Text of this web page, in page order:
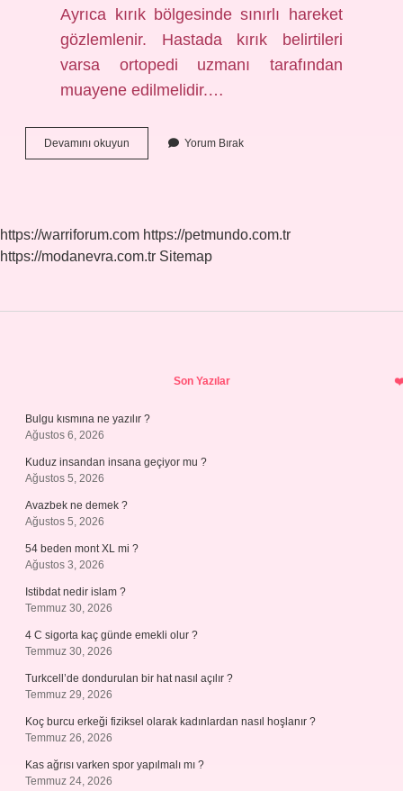
Ayrıca kırık bölgesinde sınırlı hareket
gözlemlenir. Hastada kırık belirtileri
varsa ortopedi uzmanı tarafından
muayene edilmelidir.…
Devamını okuyun
Bileğinin
Yorum Bırak
https://warriforum.com https://petmundo.com.tr
https://modanevra.com.tr Sitemap
Son Yazılar
Bulgu kısmına ne yazılır ?
Ağustos 6, 2026
Kuduz insandan insana geçiyor mu ?
Ağustos 5, 2026
Avazbek ne demek ?
Ağustos 5, 2026
54 beden mont XL mi ?
Ağustos 3, 2026
Istibdat nedir islam ?
Temmuz 30, 2026
4 C sigorta kaç günde emekli olur ?
Temmuz 30, 2026
Turkcell’de dondurulan bir hat nasıl açılır ?
Temmuz 29, 2026
Koç burcu erkeği fiziksel olarak kadınlardan nasıl hoşlanır ?
Temmuz 26, 2026
Kas ağrısı varken spor yapılmalı mı ?
Temmuz 24, 2026